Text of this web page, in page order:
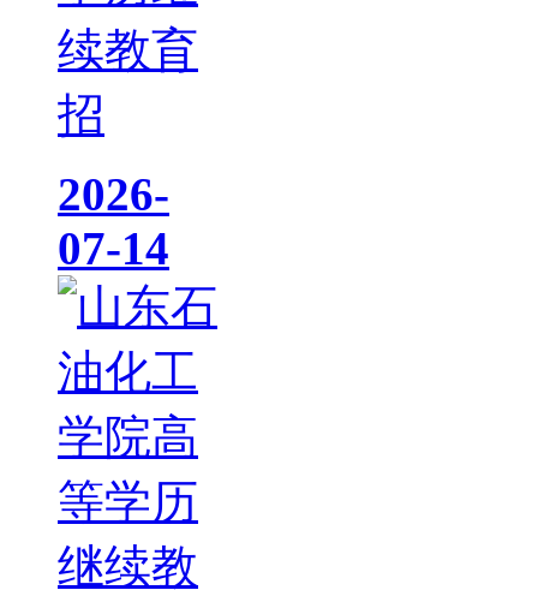
续教育
招
2026-
07-14